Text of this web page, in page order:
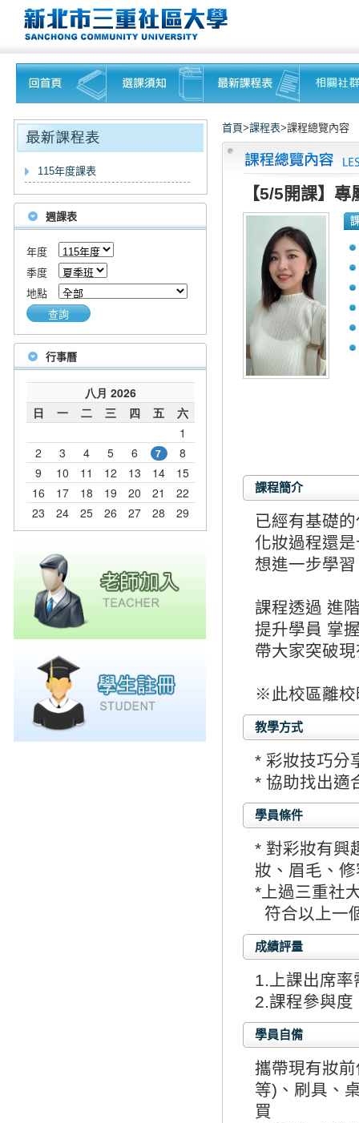
115年度課表
週課表
年度
季度
地點
查詢
行事曆
首頁>課程表>課程總覽內容
【5/5開課】
課程簡介
已經有基礎
化妝過程還
想進一步學
課程透過 進
提升學員 掌
帶大家突破
※此校區離
教學方式
* 彩妝技巧分
* 協助找出適
學員條件
* 對彩妝有興
妝、眉毛、
*上過三重社
符合以上一
成績評量
1.上課出席率
2.課程參與度
學員自備
攜帶現有妝
等)、刷具、
買